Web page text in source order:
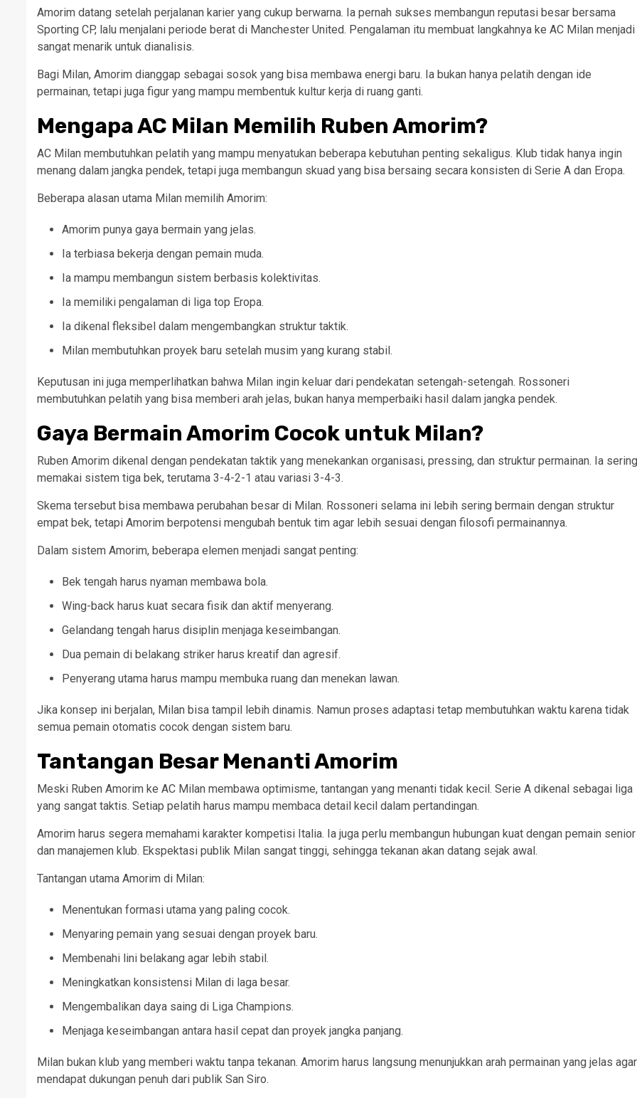
Amorim datang setelah perjalanan karier yang cukup berwarna. Ia pernah sukses membangun reputasi besar bersama
Sporting CP, lalu menjalani periode berat di Manchester United. Pengalaman itu membuat langkahnya ke AC Milan menjadi
sangat menarik untuk dianalisis.
Bagi Milan, Amorim dianggap sebagai sosok yang bisa membawa energi baru. Ia bukan hanya pelatih dengan ide
permainan, tetapi juga figur yang mampu membentuk kultur kerja di ruang ganti.
Mengapa AC Milan Memilih Ruben Amorim?
AC Milan membutuhkan pelatih yang mampu menyatukan beberapa kebutuhan penting sekaligus. Klub tidak hanya ingin
menang dalam jangka pendek, tetapi juga membangun skuad yang bisa bersaing secara konsisten di Serie A dan Eropa.
Beberapa alasan utama Milan memilih Amorim:
Amorim punya gaya bermain yang jelas.
Ia terbiasa bekerja dengan pemain muda.
Ia mampu membangun sistem berbasis kolektivitas.
Ia memiliki pengalaman di liga top Eropa.
Ia dikenal fleksibel dalam mengembangkan struktur taktik.
Milan membutuhkan proyek baru setelah musim yang kurang stabil.
Keputusan ini juga memperlihatkan bahwa Milan ingin keluar dari pendekatan setengah-setengah. Rossoneri
membutuhkan pelatih yang bisa memberi arah jelas, bukan hanya memperbaiki hasil dalam jangka pendek.
Gaya Bermain Amorim Cocok untuk Milan?
Ruben Amorim dikenal dengan pendekatan taktik yang menekankan organisasi, pressing, dan struktur permainan. Ia sering
memakai sistem tiga bek, terutama 3-4-2-1 atau variasi 3-4-3.
Skema tersebut bisa membawa perubahan besar di Milan. Rossoneri selama ini lebih sering bermain dengan struktur
empat bek, tetapi Amorim berpotensi mengubah bentuk tim agar lebih sesuai dengan filosofi permainannya.
Dalam sistem Amorim, beberapa elemen menjadi sangat penting:
Bek tengah harus nyaman membawa bola.
Wing-back harus kuat secara fisik dan aktif menyerang.
Gelandang tengah harus disiplin menjaga keseimbangan.
Dua pemain di belakang striker harus kreatif dan agresif.
Penyerang utama harus mampu membuka ruang dan menekan lawan.
Jika konsep ini berjalan, Milan bisa tampil lebih dinamis. Namun proses adaptasi tetap membutuhkan waktu karena tidak
semua pemain otomatis cocok dengan sistem baru.
Tantangan Besar Menanti Amorim
Meski Ruben Amorim ke AC Milan membawa optimisme, tantangan yang menanti tidak kecil. Serie A dikenal sebagai liga
yang sangat taktis. Setiap pelatih harus mampu membaca detail kecil dalam pertandingan.
Amorim harus segera memahami karakter kompetisi Italia. Ia juga perlu membangun hubungan kuat dengan pemain senior
dan manajemen klub. Ekspektasi publik Milan sangat tinggi, sehingga tekanan akan datang sejak awal.
Tantangan utama Amorim di Milan:
Menentukan formasi utama yang paling cocok.
Menyaring pemain yang sesuai dengan proyek baru.
Membenahi lini belakang agar lebih stabil.
Meningkatkan konsistensi Milan di laga besar.
Mengembalikan daya saing di Liga Champions.
Menjaga keseimbangan antara hasil cepat dan proyek jangka panjang.
Milan bukan klub yang memberi waktu tanpa tekanan. Amorim harus langsung menunjukkan arah permainan yang jelas agar
mendapat dukungan penuh dari publik San Siro.